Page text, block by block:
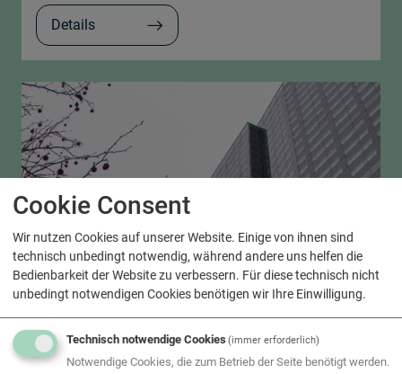
Details
IZD-Tower in Wien
Cookie Consent
Wir nutzen Cookies auf unserer Website. Einige von ihnen sind
technisch unbedingt notwendig, während andere uns helfen die
Bedienbarkeit der Website zu verbessern. Für diese technisch nicht
unbedingt notwendigen Cookies benötigen wir Ihre Einwilligung.
Technisch notwendige Cookies(immer erforderlich)
Notwendige Cookies, die zum Betrieb der Seite benötigt werden.